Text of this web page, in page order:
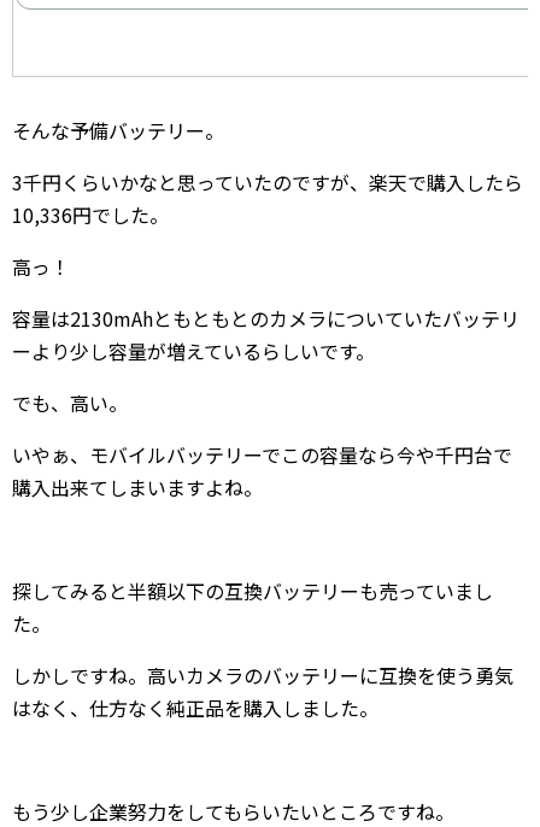
そんな予備バッテリー。
3千円くらいかなと思っていたのですが、楽天で購入したら
10,336円でした。
高っ！
容量は2130mAhともともとのカメラについていたバッテリ
ーより少し容量が増えているらしいです。
でも、高い。
いやぁ、モバイルバッテリーでこの容量なら今や千円台で
購入出来てしまいますよね。
探してみると半額以下の互換バッテリーも売っていまし
た。
しかしですね。高いカメラのバッテリーに互換を使う勇気
はなく、仕方なく純正品を購入しました。
もう少し企業努力をしてもらいたいところですね。